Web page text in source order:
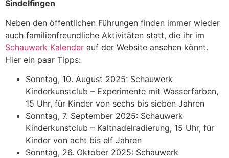
Sindelfingen
Neben den öffentlichen Führungen finden immer wieder
auch familienfreundliche Aktivitäten statt, die ihr im
Schauwerk Kalender auf der Website ansehen könnt.
Hier ein paar Tipps:
Sonntag, 10. August 2025: Schauwerk
Kinderkunstclub – Experimente mit Wasserfarben,
15 Uhr, für Kinder von sechs bis sieben Jahren
Sonntag, 7. September 2025: Schauwerk
Kinderkunstclub – Kaltnadelradierung, 15 Uhr, für
Kinder von acht bis elf Jahren
Sonntag, 26. Oktober 2025: Schauwerk